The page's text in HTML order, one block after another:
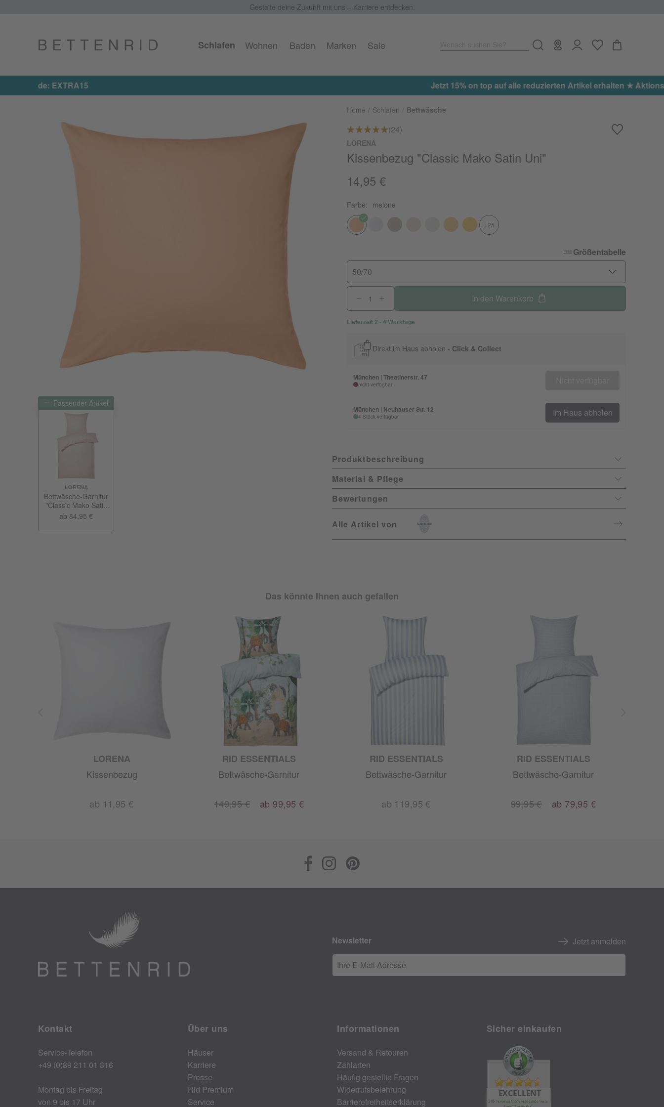
Gestalte deine Zukunft mit uns – Karriere entdecken.
Schlafen Wohnen Baden Marken Sale
Jetzt 15% on top auf alle reduzierten Artikel erhalten ★ Aktionscode: EXTRA15
Home Schlafen Bettwäsche
Passender Artikel
LORENA
Bettwäsche-Garnitur
"Classic Mako Satin
Uni"
ab 84,95 €
(24)
LORENA
Kissenbezug "Classic Mako Satin Uni"
14,95 €
Farbe: melone
+25
Größentabelle
50/70
In den Warenkorb
Lieferzeit 2 - 4 Werktage
Direkt im Haus abholen - Click & Collect
München | Theatinerstr. 47
nicht verfügbar
München | Neuhauser Str. 12
4 Stück verfügbar Im Haus abholen
Produktbeschreibung
Material & Pflege
Bewertungen
Alle Artikel von
Das könnte Ihnen auch gefallen
LORENA
Kissenbezug
ab 11,95 €
RID ESSENTIALS
Bettwäsche-Garnitur
149,95 € ab 99,95 €
RID ESSENTIALS
Bettwäsche-Garnitur
ab 119,95 €
RID ESSENTIALS
Bettwäsche-Garnitur
99,95 € ab 79,95 €
Newsletter Jetzt anmelden
Ihre E-Mail Adresse
Kontakt
Service-Telefon
+49 (0)89 211 01 316
Montag bis Freitag
von 9 bis 17 Uhr
Über uns
Häuser
Karriere
Presse
Rid Premium
Service
Informationen
Versand & Retouren
Zahlarten
Häufig gestellte Fragen
Widerrufsbelehrung
Barrierefreiheitserklärung
Sicher einkaufen
EXCELLENT
385 reviews from real customers